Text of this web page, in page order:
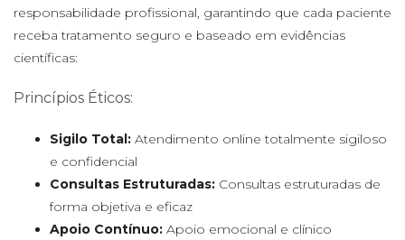
responsabilidade profissional, garantindo que cada paciente
receba tratamento seguro e baseado em evidências
científicas:
Princípios Éticos:
Sigilo Total: Atendimento online totalmente sigiloso
e confidencial
Consultas Estruturadas: Consultas estruturadas de
forma objetiva e eficaz
Apoio Contínuo: Apoio emocional e clínico